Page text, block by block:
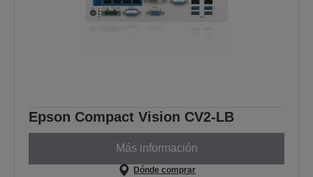
Epson Compact Vision CV2-LB
Más información
Dónde comprar